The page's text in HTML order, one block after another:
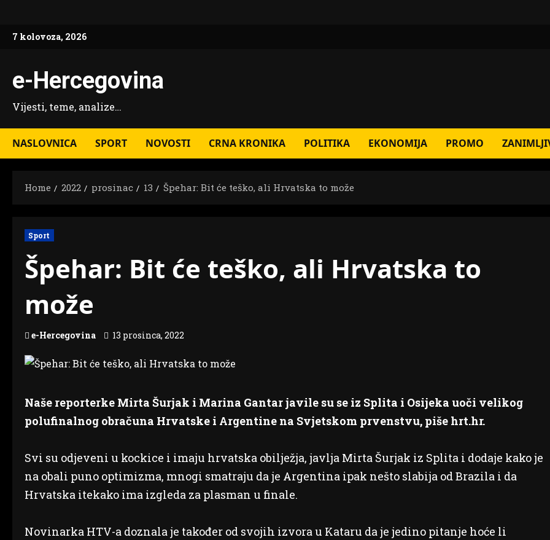
content
7 kolovoza, 2026
e-Hercegovina
Vijesti, teme, analize…
NASLOVNICA SPORT NOVOSTI CRNA KRONIKA POLITIKA EKONOMIJA PROMO
Home 2022 prosinac 13 Špehar: Bit će teško, ali Hrvatska to može
Sport
Špehar: Bit će teško, ali Hrvatska to
može
e-Hercegovina 13 prosinca, 2022
Naše reporterke Mirta Šurjak i Marina Gantar javile su se iz Splita i Osijeka uoči velikog
polufinalnog obračuna Hrvatske i Argentine na Svjetskom prvenstvu, piše hrt.hr.
Svi su odjeveni u kockice i imaju hrvatska obilježja, javlja Mirta Šurjak iz Splita i dodaje kako je
na obali puno optimizma, mnogi smatraju da je Argentina ipak nešto slabija od Brazila i da
Hrvatska itekako ima izgleda za plasman u finale.
Novinarka HTV-a doznala je također od svojih izvora u Kataru da je jedino pitanje hoće li